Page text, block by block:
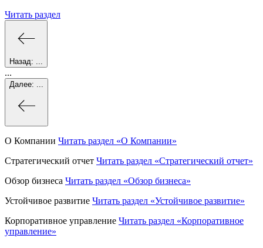
Читать раздел
Назад:
...
Далее:
О Компании Читать раздел «О Компании»
Стратегический отчет Читать раздел «Стратегический отчет»
Обзор бизнеса Читать раздел «Обзор бизнеса»
Устойчивое развитие Читать раздел «Устойчивое развитие»
Корпоративное управление Читать раздел «Корпоративное
управление»